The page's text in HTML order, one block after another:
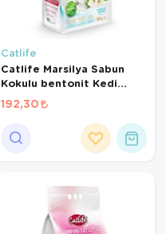
Catlife
Catlife Marsilya Sabun
Kokulu bentonit Kedi
Kumu 10 Lt
192,30